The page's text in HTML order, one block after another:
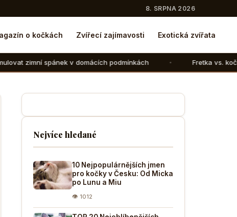
8. SRPNA 2026
o kočkách Zvířecí zajímavosti Exotická zvířata
v domácích podmínkách Fretka vs. kočka: V čem se
Nejvíce hledané
10 Nejpopulárnějších jmen
pro kočky v Česku: Od Micka
po Lunu a Miu
👁 1012